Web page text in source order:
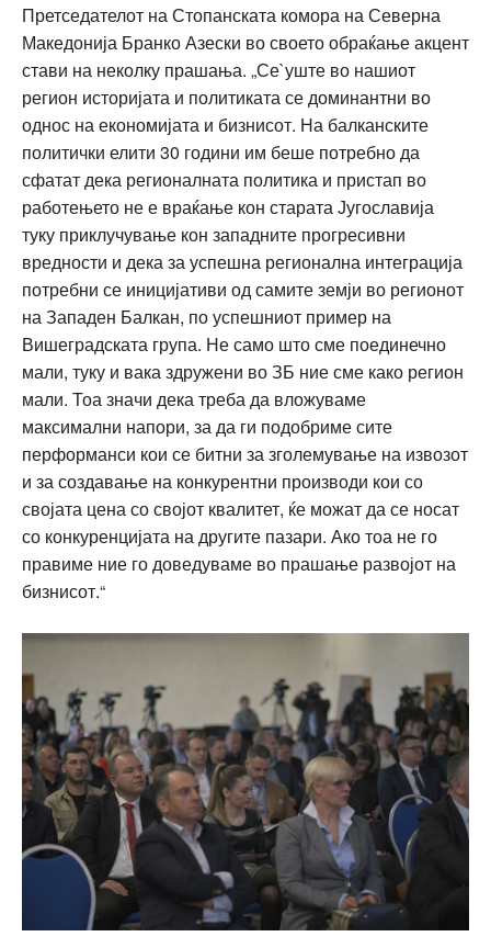
Претседателот на Стопанската комора на Северна
Македонија Бранко Азески во своето обраќање акцент
стави на неколку прашања. „Се`уште во нашиот
регион историјата и политиката се доминантни во
однос на економијата и бизнисот. На балканските
политички елити 30 години им беше потребно да
сфатат дека регионалната политика и пристап во
работењето не е враќање кон старата Југославија
туку приклучување кон западните прогресивни
вредности и дека за успешна регионална интеграција
потребни се иницијативи од самите земји во регионот
на Западен Балкан, по успешниот пример на
Вишеградската група. Не само што сме поединечно
мали, туку и вака здружени во ЗБ ние сме како регион
мали. Тоа значи дека треба да вложуваме
максимални напори, за да ги подобриме сите
перформанси кои се битни за зголемување на извозот
и за создавање на конкурентни производи кои со
својата цена со својот квалитет, ќе можат да се носат
со конкуренцијата на другите пазари. Ако тоа не го
правиме ние го доведуваме во прашање развојот на
бизнисот.“